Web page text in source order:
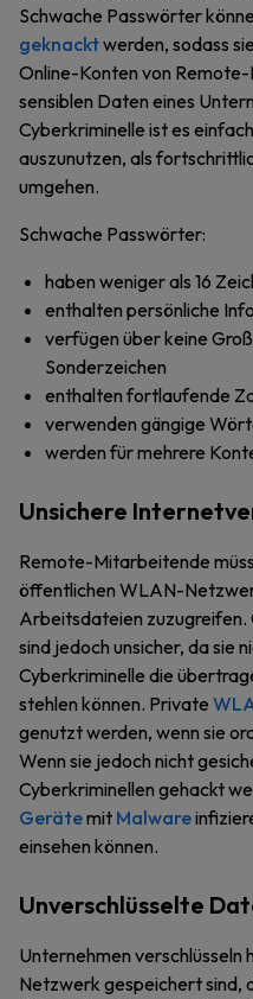
Schwache Passwörter
geknacktwerden, sodass
Online-Konten von
sensiblen Daten eines
Cyberkriminelle ist es
auszunutzen, als
umgehen.
Schwache Passwörter:
haben weniger als 16
enthalten persönliche
verfügen über keine
Sonderzeichen
enthalten fortlaufende
verwenden gängige
werden für mehrere
Unsichere
Remote-Mitarbeitende
öffentlichen WLAN-
Arbeitsdateien
sind jedoch unsicher, da sie
Cyberkriminelle die
stehlen können. Private
genutzt werden, wenn sie
Wenn sie jedoch nicht
Cyberkriminellen gehackt
Gerätemit Malware
einsehen können.
Unverschlüsselte
Unternehmen verschlüsseln
Netzwerk gespeichert sind,